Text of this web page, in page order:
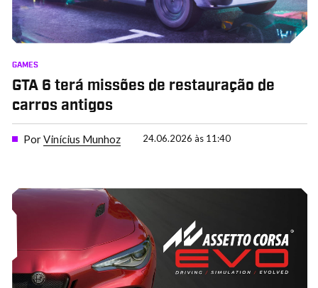
GAMES
GTA 6 terá missões de restauração de
carros antigos
PorVinícius Munhoz 24.06.2026 às 11:40